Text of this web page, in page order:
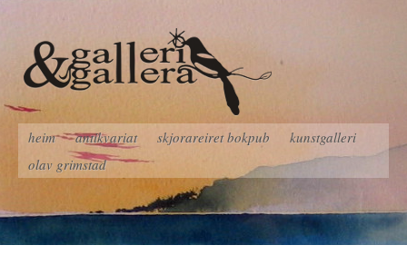
heim antikvariat skjorareiret bokpub
kunstgalleri
olav grimstad